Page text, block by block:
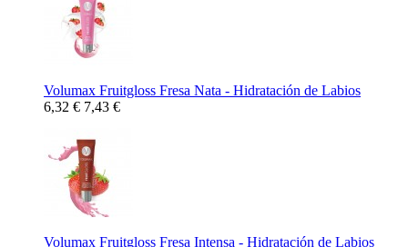
Volumax Fruitgloss Fresa Nata - Hidratación de Labios
6,32 € 7,43 €
Volumax Fruitgloss Fresa Intensa - Hidratación de Labios